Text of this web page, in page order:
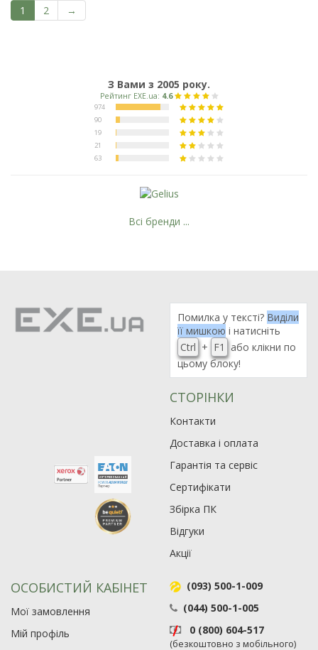
1 2 →
З Вами з 2005 року.
Всі бренди ...
Помилка у тексті? Виділи
її мишкою і натисніть
Ctrl + F1
або клікни по
цьому блоку!
СТОРІНКИ
Контакти
Доставка і оплата
Гарантія та сервіс
Сертифікати
Збірка ПК
Відгуки
Акції
ОСОБИСТИЙ КАБІНЕТ
Мої замовлення
Мій профіль
(093) 500-1-009
(044) 500-1-005
0 (800) 604-517
(безкоштовно з мобільного)